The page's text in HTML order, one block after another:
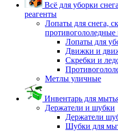
Всё для уборки
реагенты
Лопаты для снега,
противогололедные
Лопаты для
Движки и
Скребки и
Метлы уличные
Инвентарь для
Держатели и шубки
Держатели
Шубки для